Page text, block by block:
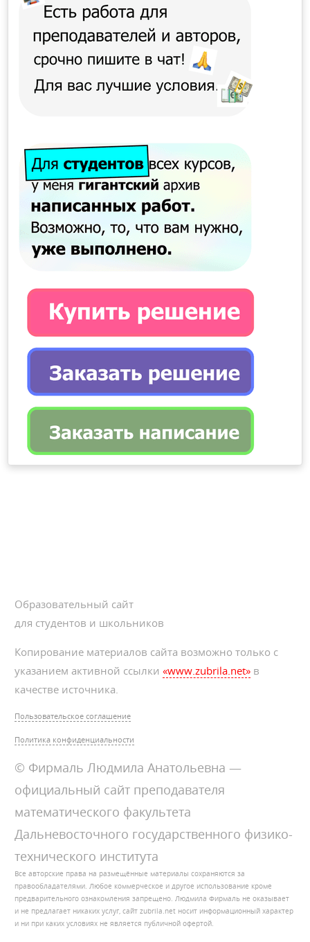
Образовательный сайт
для студентов и школьников
Копирование материалов сайта возможно только с
указанием активной ссылки«www.zubrila.net» в
качестве источника.
Пользовательское соглашение
Политика конфиденциальности
© Фирмаль Людмила Анатольевна —
официальный сайт преподавателя
математического факультета
Дальневосточного государственного физико-
технического института
Все авторские права на размещённые материалы сохраняются за
правообладателями. Любое коммерческое и другое использование кроме
предварительного ознакомления запрещено. Людмила Фирмаль не оказывает
и не предлагает никаких услуг, сайт zubrila.net носит информационный характер
и ни при каких условиях не является публичной офертой.